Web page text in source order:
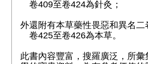
卷409至卷424為針灸；
外還附有本草藥性畏惡和異名二
卷425至卷426為本草。
此書內容豐富，搜羅廣泛，所